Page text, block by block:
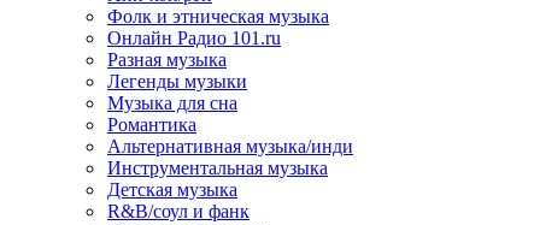
Фолк и этническая музыка
Онлайн Радио 101.ru
Разная музыка
Легенды музыки
Музыка для сна
Романтика
Альтернативная музыка/инди
Инструментальная музыка
Детская музыка
R&B/cоул и фанк